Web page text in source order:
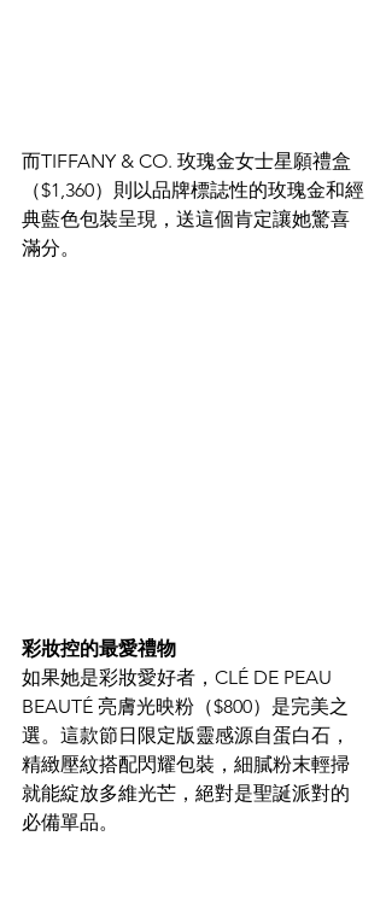
而TIFFANY & CO. 玫瑰金女士星願禮盒
（$1,360）則以品牌標誌性的玫瑰金和經
典藍色包裝呈現，送這個肯定讓她驚喜
滿分。​
彩妝控的最愛禮物
如果她是彩妝愛好者，CLÉ DE PEAU
BEAUTÉ 亮膚光映粉（$800）是完美之
選。這款節日限定版靈感源自蛋白石，
精緻壓紋搭配閃耀包裝，細膩粉末輕掃
就能綻放多維光芒，絕對是聖誕派對的
必備單品。​